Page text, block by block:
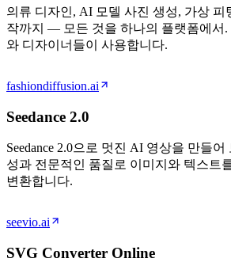
의류 디자인, AI 모델 사진 생성, 가상 피
작까지 — 모든 것을 하나의 플랫폼에서.
와 디자이너들이 사용합니다.
fashiondiffusion.ai
Seedance 2.0
Seedance 2.0으로 멋진 AI 영상을 만들
성과 전문적인 품질로 이미지와 텍스트
변환합니다.
seevio.ai
SVG Converter Online